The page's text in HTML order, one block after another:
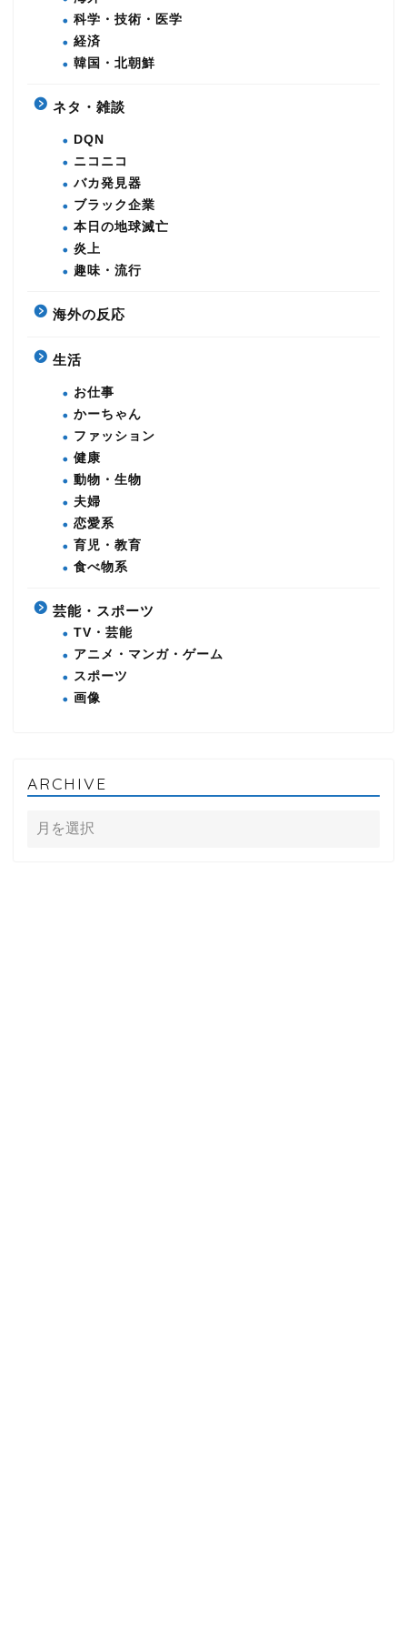
科学・技術・医学
経済
韓国・北朝鮮
ネタ・雑談
DQN
ニコニコ
バカ発見器
ブラック企業
本日の地球滅亡
炎上
趣味・流行
海外の反応
生活
お仕事
かーちゃん
ファッション
健康
動物・生物
夫婦
恋愛系
育児・教育
食べ物系
芸能・スポーツ
TV・芸能
アニメ・マンガ・ゲーム
スポーツ
画像
ARCHIVE